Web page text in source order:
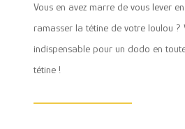
Vous en avez marre de vous lever
ramasser la tétine de votre loulou ?
indispensable pour un dodo en
tétine !